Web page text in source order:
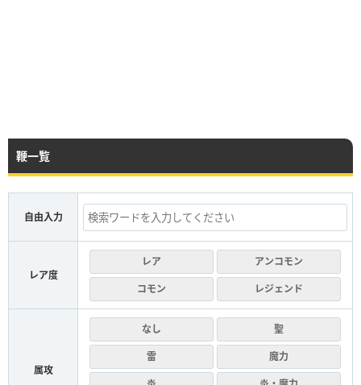
鞭一覧
自由入力
レア度
レア
アンコモン
コモン
レジェンド
属攻
なし
聖
雷
魔力